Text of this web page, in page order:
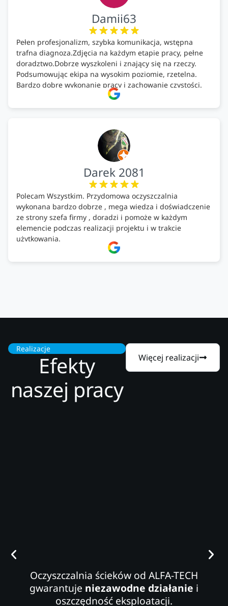
Damii63
Pełen profesjonalizm, szybka komunikacja, wstępna
trafna diagnoza.Zdjęcia na każdym etapie pracy, pełne
doradztwo.Dobrze wyszkoleni i znający się na rzeczy.
Podsumowując ekipa na wysokim poziomie, rzetelna.
Bardzo dobre wykonanie pracy i zachowanie czystości.
Darek 2081
Polecam Wszystkim. Przydomowa oczyszczalnia
wykonana bardzo dobrze , mega wiedza i doświadczenie
ze strony szefa firmy , doradzi i pomoże w każdym
elemencie podczas realizacji projektu i w trakcie
użytkowania.
Firma godna zaufania. Tak trzymać!
Realizacje
Efekty
naszej pracy
Więcej realizacji
Oczyszczalnia ścieków od ALFA-TECH
gwarantuje niezawodne działanie i
oszczędność eksploatacji.